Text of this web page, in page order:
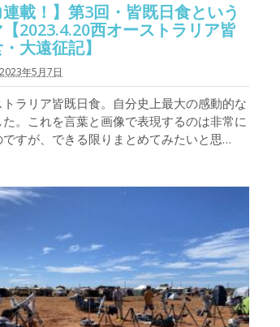
連載！】第3回・皆既日食という
【2023.4.20西オーストラリア皆
大遠征記】
2023年5月7日
ラリア皆既日食。自分史上最大の感動的な
。これを言葉と画像で表現するのは非常に
ですが、できる限りまとめてみたいと思…